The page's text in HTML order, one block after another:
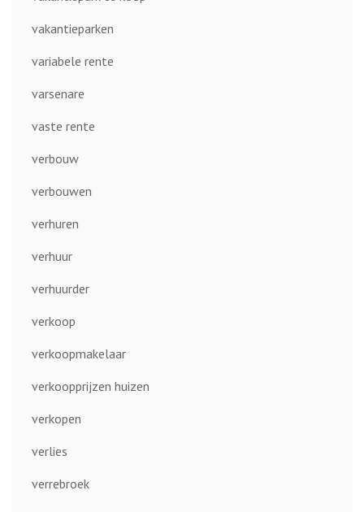
vakantieparken
variabele rente
varsenare
vaste rente
verbouw
verbouwen
verhuren
verhuur
verhuurder
verkoop
verkoopmakelaar
verkoopprijzen huizen
verkopen
verlies
verrebroek